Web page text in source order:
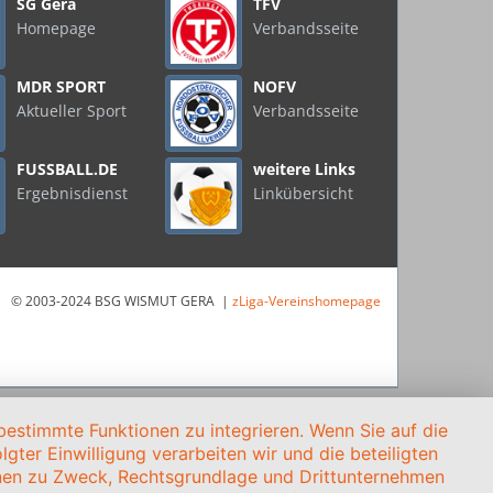
Homepage
MDR SPORT
Aktueller Sport
FUSSBALL.DE
Ergebnisdienst
Verbandsseite
NOFV
Verbandsseite
weitere Links
Linkübersicht
© 2003-2024 BSG WISMUT GERA | zLiga-Vereinshomepage
Funktionen zu integrieren. Wenn Sie auf die
Einwilligung verarbeiten wir und die beteiligten
zu Zweck, Rechtsgrundlage und Drittunternehmen